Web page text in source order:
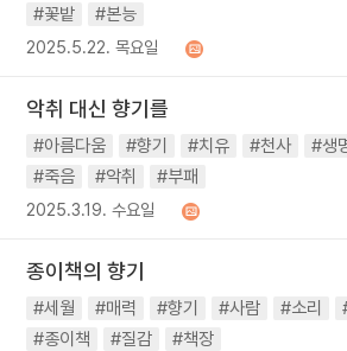
#꽃밭
#본능
2025.5.22. 목요일
악취 대신 향기를
#아름다움 #향기 #치유 #천사 #생
#죽음
#악취 #부패
2025.3.19. 수요일
종이책의 향기
#세월 #매력 #향기 #사람 #소리
#종이책
#질감 #책장